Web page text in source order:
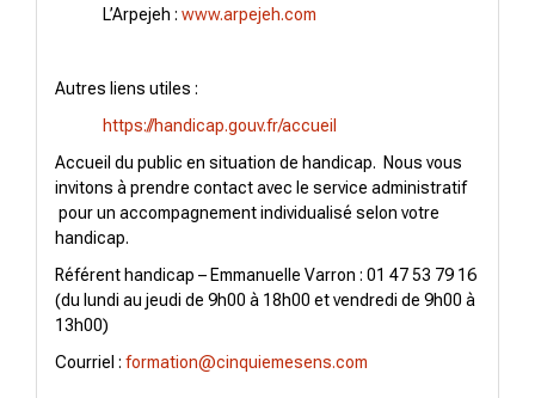
L’Arpejeh : www.arpejeh.com
Autres liens utiles :
https://handicap.gouv.fr/accueil
Accueil du public en situation de handicap. Nous vous
invitons à prendre contact avec le service administratif
pour un accompagnement individualisé selon votre
handicap.
Référent handicap – Emmanuelle Varron : 01 47 53 79 16
(du lundi au jeudi de 9h00 à 18h00 et vendredi de 9h00 à
13h00)
Courriel : formation@cinquiemesens.com